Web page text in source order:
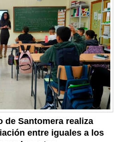
de Santomera realiza
entre iguales a los